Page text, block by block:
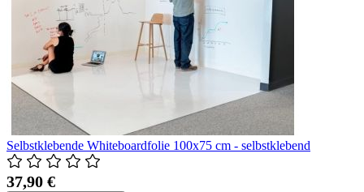
Selbstklebende Whiteboardfolie 100x75 cm - selbstklebend
37,90 €